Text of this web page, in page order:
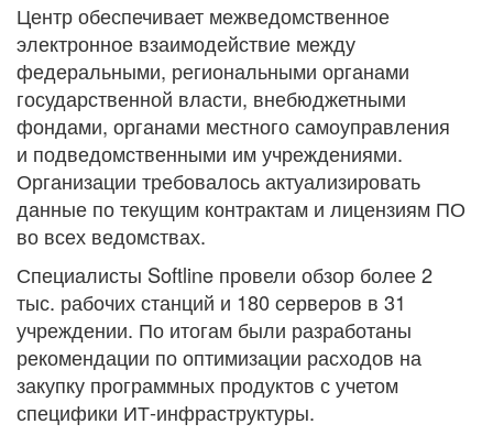
Центр обеспечивает межведомственное
электронное взаимодействие между
федеральными, региональными органами
государственной власти, внебюджетными
фондами, органами местного самоуправления
и подведомственными им учреждениями.
Организации требовалось актуализировать
данные по текущим контрактам и лицензиям ПО
во всех ведомствах.
Специалисты Softline провели обзор более 2
тыс. рабочих станций и 180 серверов в 31
учреждении. По итогам были разработаны
рекомендации по оптимизации расходов на
закупку программных продуктов с учетом
специфики ИТ-инфраструктуры.